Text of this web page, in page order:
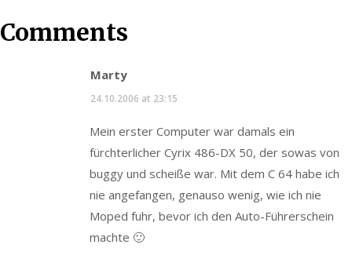
Comments
Marty
24.10.2006 at 23:15
Mein erster Computer war damals ein
fürchterlicher Cyrix 486-DX 50, der sowas von
buggy und scheiße war. Mit dem C 64 habe ich
nie angefangen, genauso wenig, wie ich nie
Moped fuhr, bevor ich den Auto-Führerschein
machte 🙂